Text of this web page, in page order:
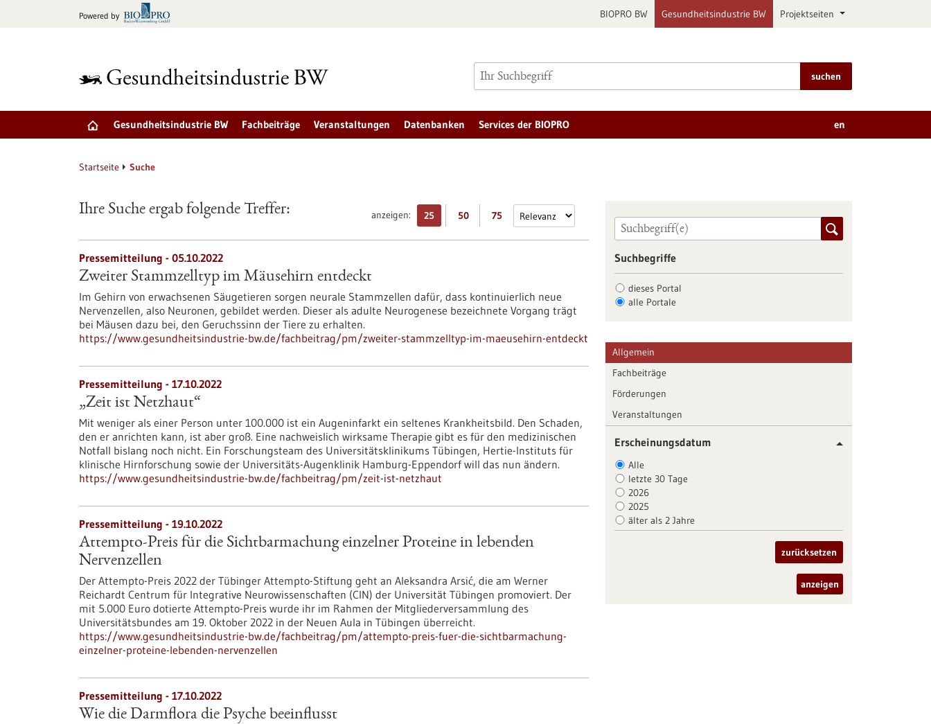
Powered by BIOPRO BW Gesundheitsindustrie BW Projektseiten
suchen
Gesundheitsindustrie BW Fachbeiträge Veranstaltungen Datenbanken Services der BIOPRO en
Startseite Suche
anzeigen: 25 50 75
Ihre Suche ergab folgende Treffer:
Pressemitteilung - 05.10.2022
Zweiter Stammzelltyp im Mäusehirn entdeckt
Im Gehirn von erwachsenen Säugetieren sorgen neurale Stammzellen dafür, dass kontinuierlich neue
Nervenzellen, also Neuronen, gebildet werden. Dieser als adulte Neurogenese bezeichnete Vorgang trägt
bei Mäusen dazu bei, den Geruchssinn der Tiere zu erhalten.
https://www.gesundheitsindustrie-bw.de/fachbeitrag/pm/zweiter-stammzelltyp-im-maeusehirn-entdeckt
Pressemitteilung - 17.10.2022
„Zeit ist Netzhaut“
Mit weniger als einer Person unter 100.000 ist ein Augeninfarkt ein seltenes Krankheitsbild. Den Schaden,
den er anrichten kann, ist aber groß. Eine nachweislich wirksame Therapie gibt es für den medizinischen
Notfall bislang noch nicht. Ein Forschungsteam des Universitätsklinikums Tübingen, Hertie-Instituts für
klinische Hirnforschung sowie der Universitäts-Augenklinik Hamburg-Eppendorf will das nun ändern.
https://www.gesundheitsindustrie-bw.de/fachbeitrag/pm/zeit-ist-netzhaut
Pressemitteilung - 19.10.2022
Attempto-Preis für die Sichtbarmachung einzelner Proteine in lebenden
Nervenzellen
Der Attempto-Preis 2022 der Tübinger Attempto-Stiftung geht an Aleksandra Arsić, die am Werner
Reichardt Centrum für Integrative Neurowissenschaften (CIN) der Universität Tübingen promoviert. Der
mit 5.000 Euro dotierte Attempto-Preis wurde ihr im Rahmen der Mitgliederversammlung des
Universitätsbundes am 19. Oktober 2022 in der Neuen Aula in Tübingen überreicht.
https://www.gesundheitsindustrie-bw.de/fachbeitrag/pm/attempto-preis-fuer-die-sichtbarmachung-
einzelner-proteine-lebenden-nervenzellen
Pressemitteilung - 17.10.2022
Wie die Darmflora die Psyche beeinflusst
Suchbegriffe
dieses Portal
alle Portale
Allgemein
Fachbeiträge
Förderungen
Veranstaltungen
Erscheinungsdatum
Alle
letzte 30 Tage
2026
2025
älter als 2 Jahre
zurücksetzen
anzeigen